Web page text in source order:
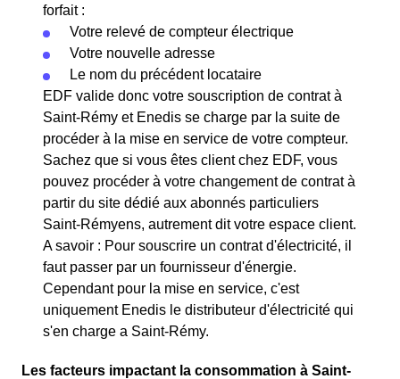
forfait :
Votre relevé de compteur électrique
Votre nouvelle adresse
Le nom du précédent locataire
EDF valide donc votre souscription de contrat à
Saint-Rémy et Enedis se charge par la suite de
procéder à la mise en service de votre compteur.
Sachez que si vous êtes client chez EDF, vous
pouvez procéder à votre changement de contrat à
partir du site dédié aux abonnés particuliers
Saint-Rémyens, autrement dit votre espace client.
A savoir : Pour souscrire un contrat d'électricité, il
faut passer par un fournisseur d'énergie.
Cependant pour la mise en service, c'est
uniquement Enedis le distributeur d'électricité qui
s'en charge a Saint-Rémy.
Les facteurs impactant la consommation à Saint-